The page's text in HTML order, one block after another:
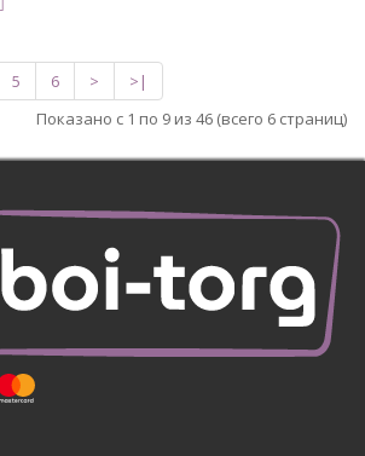
5 6 >
>|
Показано с 1 по 9 из 46 (всего 6 страниц)